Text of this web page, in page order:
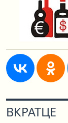
ВКРАТЦЕ